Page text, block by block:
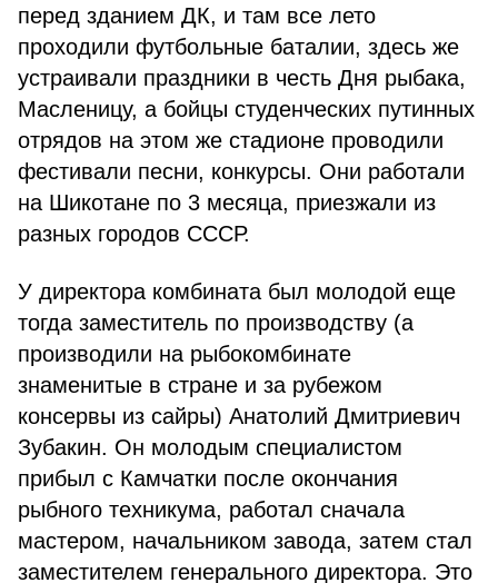
перед зданием ДК, и там все лето
проходили футбольные баталии, здесь же
устраивали праздники в честь Дня рыбака,
Масленицу, а бойцы студенческих путинных
отрядов на этом же стадионе проводили
фестивали песни, конкурсы. Они работали
на Шикотане по 3 месяца, приезжали из
разных городов СССР.
У директора комбината был молодой еще
тогда заместитель по производству (а
производили на рыбокомбинате
знаменитые в стране и за рубежом
консервы из сайры) Анатолий Дмитриевич
Зубакин. Он молодым специалистом
прибыл с Камчатки после окончания
рыбного техникума, работал сначала
мастером, начальником завода, затем стал
заместителем генерального директора. Это